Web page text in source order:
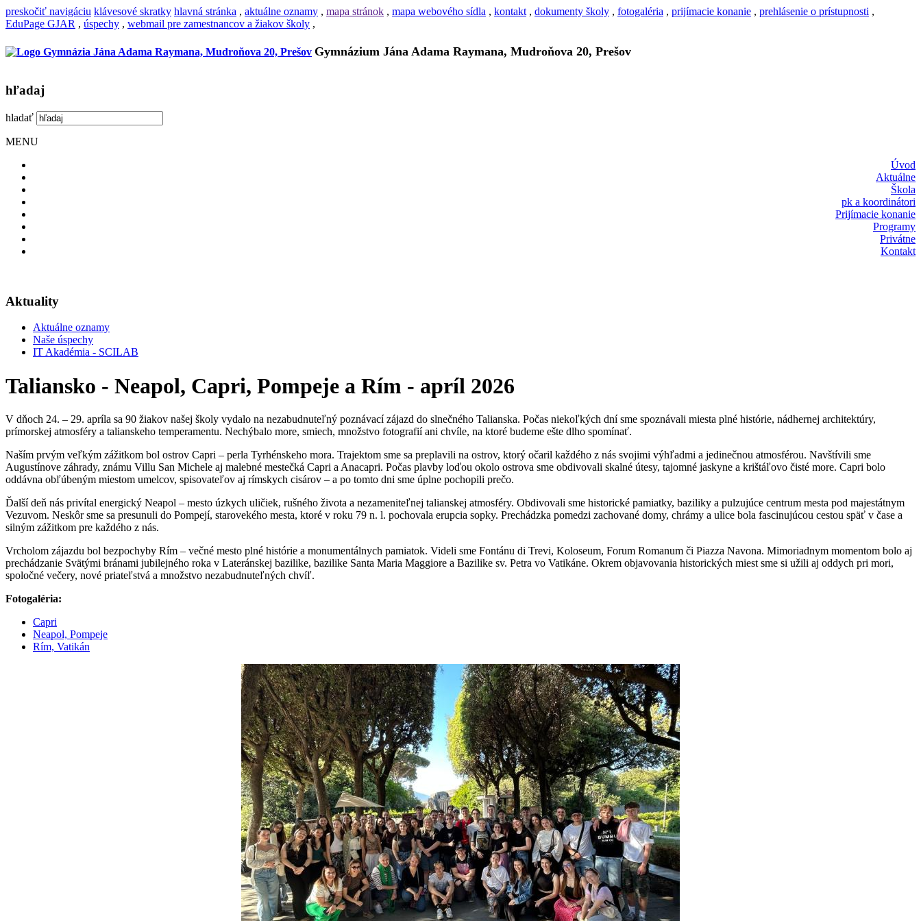
preskočiť navigáciu klávesové skratky hlavná stránka , aktuálne oznamy , mapa stránok , mapa webového sídla , kontakt , dokumenty školy , fotogaléria , prijímacie konanie , prehlásenie o prístupnosti ,
EduPage GJAR , úspechy , webmail pre zamestnancov a žiakov školy ,
Gymnázium Jána Adama Raymana, Mudroňova 20, Prešov
hľadaj
hladať
MENU
Úvod
Aktuálne
Škola
pk a koordinátori
Prijímacie konanie
Programy
Privátne
Kontakt
Aktuality
Aktuálne oznamy
Naše úspechy
IT Akadémia - SCILAB
Taliansko - Neapol, Capri, Pompeje a Rím - apríl 2026
V dňoch 24. – 29. apríla sa 90 žiakov našej školy vydalo na nezabudnuteľný poznávací zájazd do slnečného Talianska. Počas niekoľkých dní sme spoznávali miesta plné histórie, nádhernej architektúry,
prímorskej atmosféry a talianskeho temperamentu. Nechýbalo more, smiech, množstvo fotografií ani chvíle, na ktoré budeme ešte dlho spomínať.
Naším prvým veľkým zážitkom bol ostrov Capri – perla Tyrhénskeho mora. Trajektom sme sa preplavili na ostrov, ktorý očaril každého z nás svojimi výhľadmi a jedinečnou atmosférou. Navštívili sme
Augustínove záhrady, známu Villu San Michele aj malebné mestečká Capri a Anacapri. Počas plavby loďou okolo ostrova sme obdivovali skalné útesy, tajomné jaskyne a krištáľovo čisté more. Capri bolo
oddávna obľúbeným miestom umelcov, spisovateľov aj rímskych cisárov – a po tomto dni sme úplne pochopili prečo.
Ďalší deň nás privítal energický Neapol – mesto úzkych uličiek, rušného života a nezameniteľnej talianskej atmosféry. Obdivovali sme historické pamiatky, baziliky a pulzujúce centrum mesta pod majestátnym
Vezuvom. Neskôr sme sa presunuli do Pompejí, starovekého mesta, ktoré v roku 79 n. l. pochovala erupcia sopky. Prechádzka pomedzi zachované domy, chrámy a ulice bola fascinujúcou cestou späť v čase a
silným zážitkom pre každého z nás.
Vrcholom zájazdu bol bezpochyby Rím – večné mesto plné histórie a monumentálnych pamiatok. Videli sme Fontánu di Trevi, Koloseum, Forum Romanum či Piazza Navona. Mimoriadnym momentom bolo aj
prechádzanie Svätými bránami jubilejného roka v Lateránskej bazilike, bazilike Santa Maria Maggiore a Bazilike sv. Petra vo Vatikáne. Okrem objavovania historických miest sme si užili aj oddych pri mori,
spoločné večery, nové priateľstvá a množstvo nezabudnuteľných chvíľ.
Fotogaléria:
Capri
Neapol, Pompeje
Rím, Vatikán